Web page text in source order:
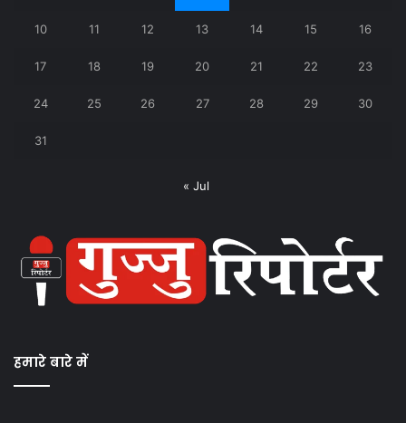
10 11 12 13 14 15 16
17 18 19 20 21 22 23
24 25 26 27 28 29 30
31
« Jul
हमारे बारे में